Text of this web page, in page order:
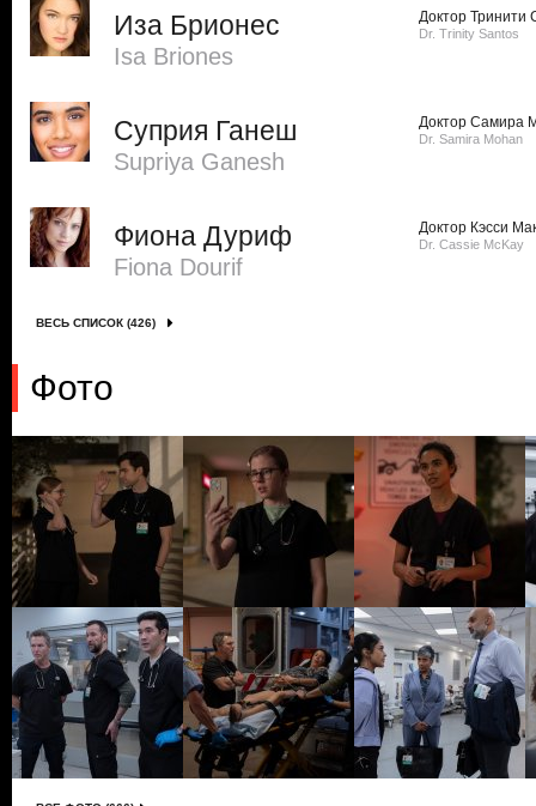
Иза Брионес
Isa Briones
Доктор Тринити
Dr. Trinity Santos
Суприя Ганеш
Supriya Ganesh
Доктор Самира
Dr. Samira Mohan
Фиона Дуриф
Fiona Dourif
Доктор Кэсси
Dr. Cassie McKay
ВЕСЬ СПИСОК (426)
Фото